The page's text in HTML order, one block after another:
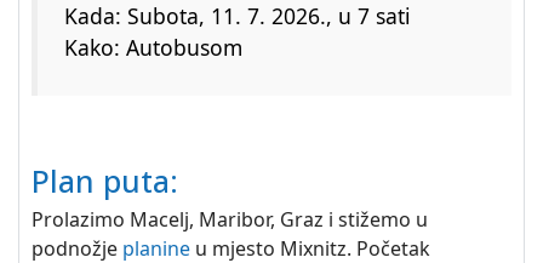
Kada: Subota, 11. 7. 2026., u 7 sati
Kako: Autobusom
Plan puta:
Prolazimo Macelj, Maribor, Graz i stižemo u
podnožje planine u mjesto Mixnitz. Početak